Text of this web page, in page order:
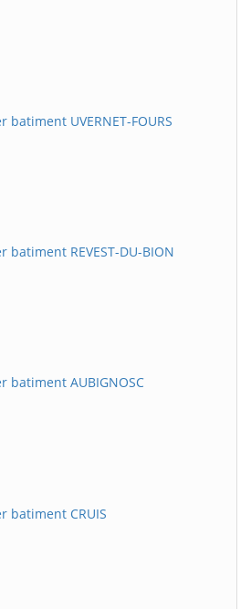
UVERNET-FOURS
batiment REVEST-DU-BION
batiment AUBIGNOSC
batiment CRUIS